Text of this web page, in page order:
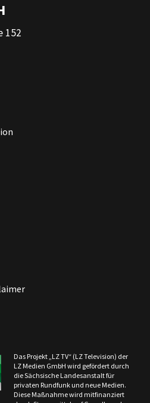
152
Das Projekt „LZ TV“ (LZ Television) der
LZ Medien GmbH wird gefördert durch
die Sächsische Landesanstalt für
privaten Rundfunk und neue Medien.
Diese Maßnahme wird mitfinanziert